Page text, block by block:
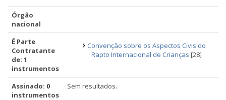
Órgão
nacional
É Parte
Contratante
de: 1
instrumentos
Convenção sobre os Aspectos Civis do
Rapto Internacional de Crianças [28]
Assinado: 0
instrumentos
Sem resultados.